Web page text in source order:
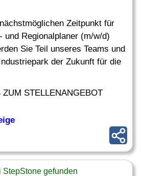
Zeitpunkt für
und Regionalplaner (m/w/d)
Sie Teil unseres Teams und
der Zukunft für die
ZUM STELLENANGEBOT
StepStone gefunden